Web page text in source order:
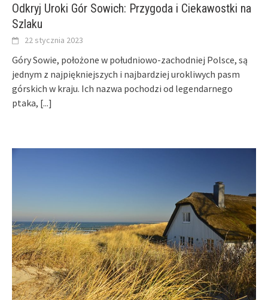
Odkryj Uroki Gór Sowich: Przygoda i Ciekawostki na
Szlaku
22 stycznia 2023
Góry Sowie, położone w południowo-zachodniej Polsce, są
jednym z najpiękniejszych i najbardziej urokliwych pasm
górskich w kraju. Ich nazwa pochodzi od legendarnego
ptaka, [...]